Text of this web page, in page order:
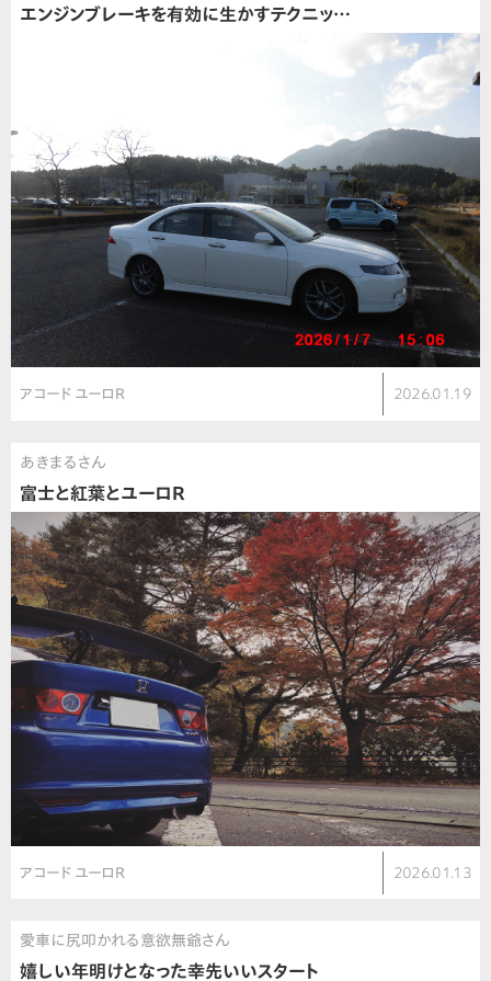
エンジンブレーキを有効に生かすテクニッ…
アコード ユーロR 2026.01.19
あきまるさん
富士と紅葉とユーロR
アコード ユーロR 2026.01.13
愛車に尻叩かれる意欲無爺さん
嬉しい年明けとなった幸先いいスタート